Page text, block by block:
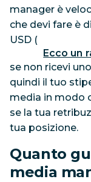
manager è
che devi fare è
USD (
Ecco un
se non ricevi
quindi il tuo
media in modo
se la tua
tua posizione.
Quanto
media